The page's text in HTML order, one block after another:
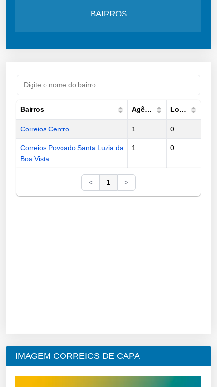
BAIRROS
Bairros Agências Lockers
Correios Centro 1 0
Correios Povoado Santa Luzia da
Boa Vista
1 0
< 1 >
IMAGEM CORREIOS DE CAPA